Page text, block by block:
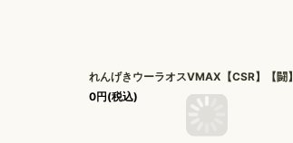
れんげきウーラオスVMAX【CSR】【闘】
0円(税込)